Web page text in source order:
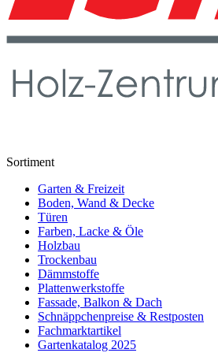
Sortiment
Garten & Freizeit
Boden, Wand & Decke
Türen
Farben, Lacke & Öle
Holzbau
Trockenbau
Dämmstoffe
Plattenwerkstoffe
Fassade, Balkon & Dach
Schnäppchenpreise & Restposten
Fachmarktartikel
Gartenkatalog 2025